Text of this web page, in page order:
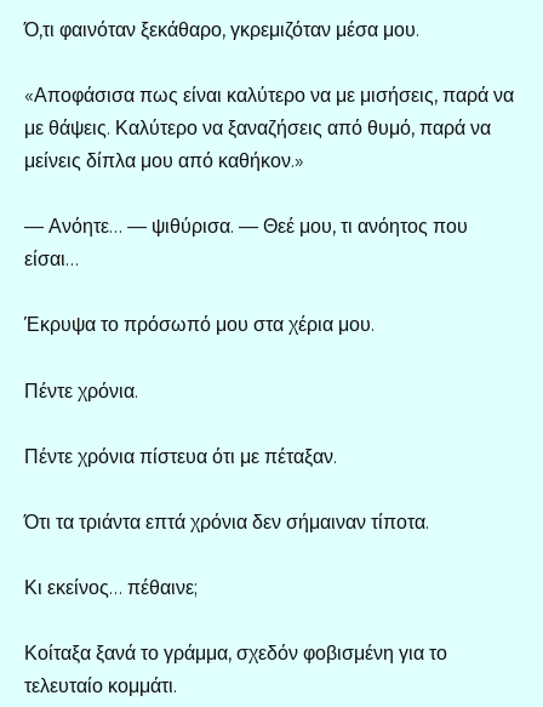
Ό,τι φαινόταν ξεκάθαρο, γκρεμιζόταν μέσα μου.
«Αποφάσισα πως είναι καλύτερο να με μισήσεις, παρά να
με θάψεις. Καλύτερο να ξαναζήσεις από θυμό, παρά να
μείνεις δίπλα μου από καθήκον.»
— Ανόητε… — ψιθύρισα. — Θεέ μου, τι ανόητος που
είσαι…
Έκρυψα το πρόσωπό μου στα χέρια μου.
Πέντε χρόνια.
Πέντε χρόνια πίστευα ότι με πέταξαν.
Ότι τα τριάντα επτά χρόνια δεν σήμαιναν τίποτα.
Κι εκείνος… πέθαινε;
Κοίταξα ξανά το γράμμα, σχεδόν φοβισμένη για το
τελευταίο κομμάτι.